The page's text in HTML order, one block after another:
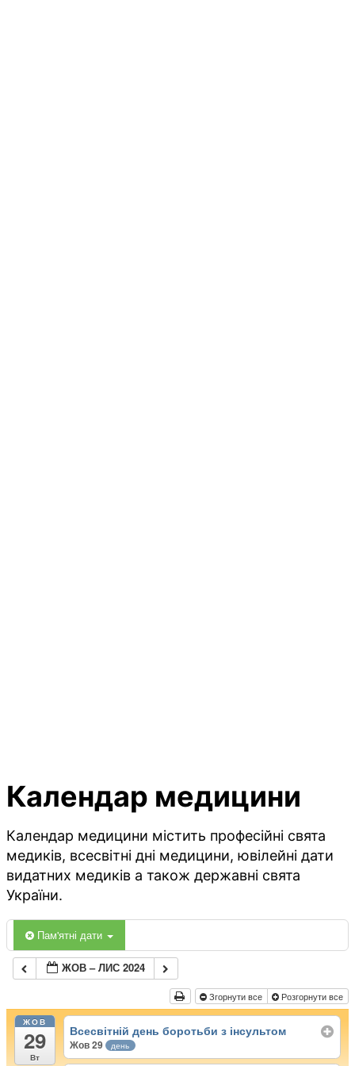
Календар медицини
Календар медицини містить професійні свята
медиків, всесвітні дні медицини, ювілейні дати
видатних медиків а також державні свята
України.
Пам'ятні дати
ЖОВ – ЛИС 2024
Згорнути все Розгорнути все
ЖОВ
29
Вт
Всесвітній день боротьби з інсультом
Жов 29 день